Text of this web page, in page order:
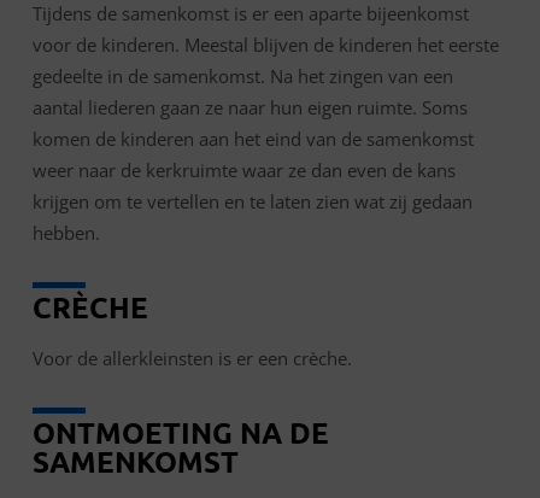
Tijdens de samenkomst is er een aparte bijeenkomst
voor de kinderen. Meestal blijven de kinderen het eerste
gedeelte in de samenkomst. Na het zingen van een
aantal liederen gaan ze naar hun eigen ruimte. Soms
komen de kinderen aan het eind van de samenkomst
weer naar de kerkruimte waar ze dan even de kans
krijgen om te vertellen en te laten zien wat zij gedaan
hebben.
CRÈCHE
Voor de allerkleinsten is er een crèche.
ONTMOETING NA DE
SAMENKOMST